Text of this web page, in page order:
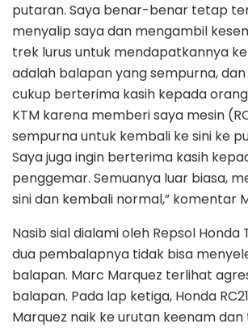
putaran. Saya benar-benar tetap
menyalip saya dan mengambil
trek lurus untuk mendapatkannya
adalah balapan yang sempurna,
cukup berterima kasih kepada
KTM karena memberi saya mesin
sempurna untuk kembali ke sini ke
Saya juga ingin berterima kasih
penggemar. Semuanya luar biasa,
sini dan kembali normal,” komentar
Nasib sial dialami oleh Repsol
dua pembalapnya tidak bisa
balapan. Marc Marquez terlihat
balapan. Pada lap ketiga, Honda
Marquez naik ke urutan keenam